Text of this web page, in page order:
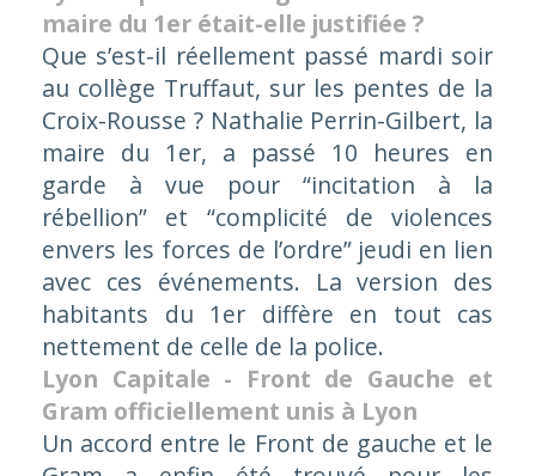
maire du 1er était-elle justifiée ?
Que s’est-il réellement passé mardi soir
au collège Truffaut, sur les pentes de la
Croix-Rousse ? Nathalie Perrin-Gilbert, la
maire du 1er, a passé 10 heures en
garde à vue pour “incitation à la
rébellion” et “complicité de violences
envers les forces de l’ordre” jeudi en lien
avec ces événements. La version des
habitants du 1er diffère en tout cas
nettement de celle de la police.
Lyon Capitale - Front de Gauche et
Gram officiellement unis à Lyon
Un accord entre le Front de gauche et le